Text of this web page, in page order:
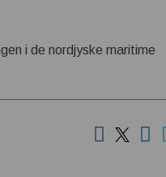
i de nordjyske maritime